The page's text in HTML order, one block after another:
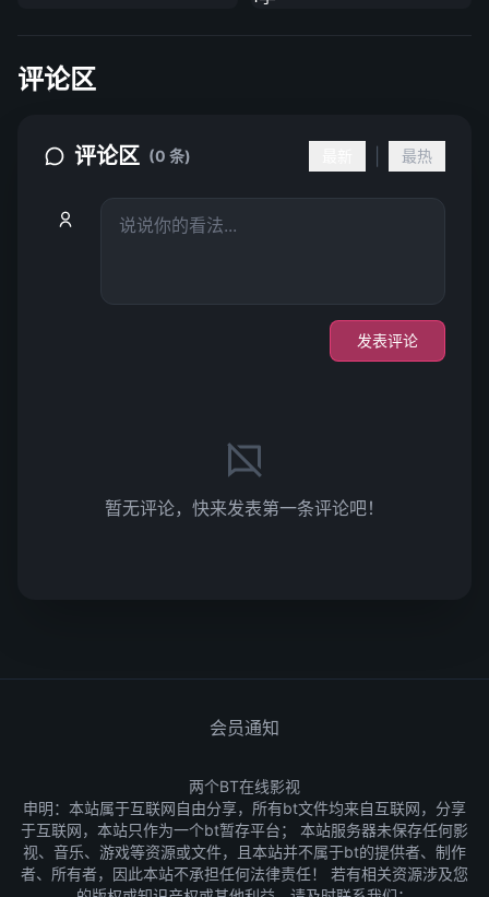
评论区
评论区 (0 条) 最热
发表评论
暂无评论，快来发表第一条评论吧！
会员通知
两个BT在线影视
申明：本站属于互联网自由分享，所有bt文件均来自互联网，分享
于互联网，本站只作为一个bt暂存平台； 本站服务器未保存任何影
视、音乐、游戏等资源或文件，且本站并不属于bt的提供者、制作
者、所有者，因此本站不承担任何法律责任！ 若有相关资源涉及您